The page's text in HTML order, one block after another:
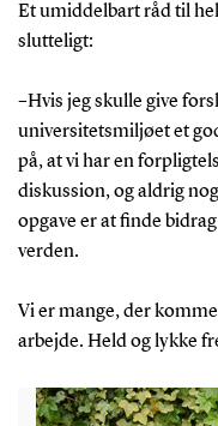
Et umiddelbart råd til
slutteligt:
–Hvis jeg skulle give
universitetsmiljøet et
på, at vi har en
diskussion, og aldrig
opgave er at finde
verden.
Vi er mange, der
arbejde. Held og lykke